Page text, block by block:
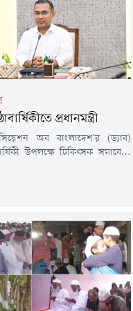
প্রধানমন্ত্রী
অব বাংলাদেশ'র (ড্যাব)
উপলক্ষে চিকিৎসক সমাবেশে
বিএনপির মহাসচিব মির্জা ফখরুল
প্রধানমন্ত্রীর সহধর্মিণী ডা.